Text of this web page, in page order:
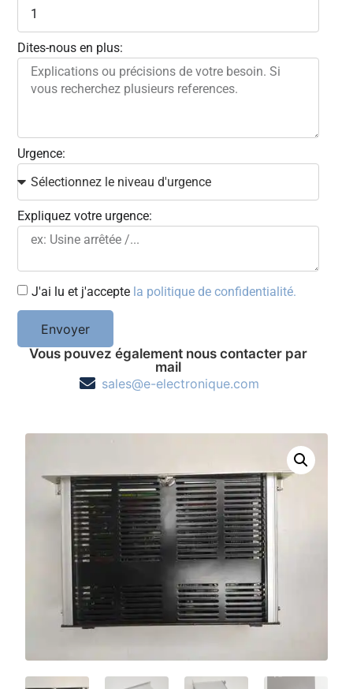
Dites-nous en plus:
Urgence:
Expliquez votre urgence:
J'ai lu et j'accepte la politique de confidentialité.
Envoyer
Vous pouvez également nous contacter par
mail
sales@e-electronique.com